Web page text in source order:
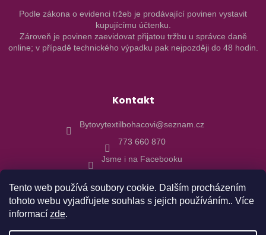
Tento web používá soubory cookie. Dalším procházením
tohoto webu vyjadřujete souhlas s jejich používáním.. Více
informací zde.
Podle zákona o evidenci tržeb je prodávající povinen vystavit
kupujícímu účtenku.
Zároveň je povinen zaevidovat přijatou tržbu u správce daně
online; v případě technického výpadku pak nejpozději do 48 hodin.
Kontakt
Bytovytextilbohacovi@seznam.cz
773 660 870
Jsme i na Facebooku